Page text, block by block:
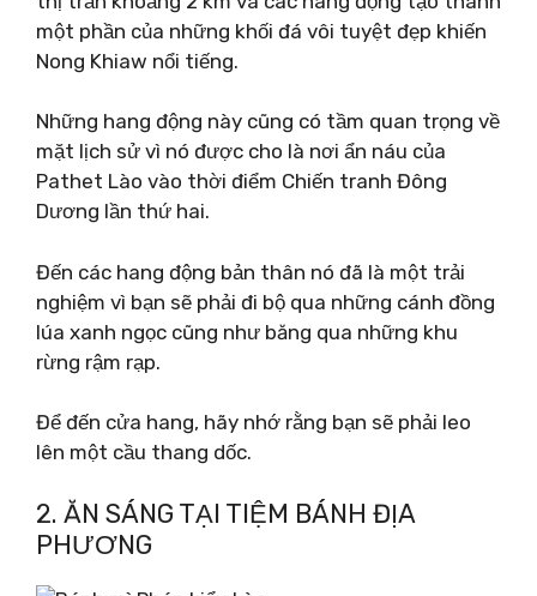
một phần của những khối đá vôi tuyệt đẹp khiến
Nong Khiaw nổi tiếng.
Những hang động này cũng có tầm quan trọng về
mặt lịch sử vì nó được cho là nơi ẩn náu của
Pathet Lào vào thời điểm Chiến tranh Đông
Dương lần thứ hai.
Đến các hang động bản thân nó đã là một trải
nghiệm vì bạn sẽ phải đi bộ qua những cánh đồng
lúa xanh ngọc cũng như băng qua những khu
rừng rậm rạp.
Để đến cửa hang, hãy nhớ rằng bạn sẽ phải leo
lên một cầu thang dốc.
2. ĂN SÁNG TẠI TIỆM BÁNH ĐỊA
PHƯƠNG